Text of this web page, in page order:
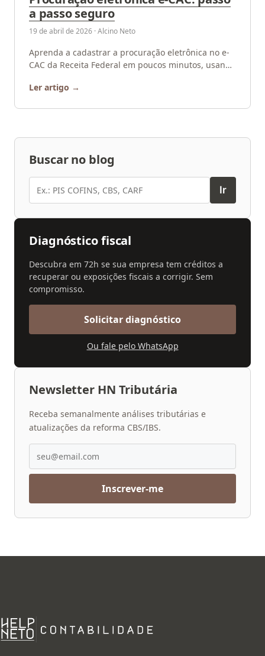
a passo seguro
19 de abril de 2026 · Alcino Neto
Aprenda a cadastrar a procuração eletrônica no e-
CAC da Receita Federal em poucos minutos, usando
a HN.
Ler artigo
Buscar no blog
Ir
Diagnóstico fiscal
Descubra em 72h se sua empresa tem créditos a
recuperar ou exposições fiscais a corrigir. Sem
compromisso.
Solicitar diagnóstico
Ou fale pelo WhatsApp
Newsletter HN Tributária
Receba semanalmente análises tributárias e
atualizações da reforma CBS/IBS.
Inscrever-me